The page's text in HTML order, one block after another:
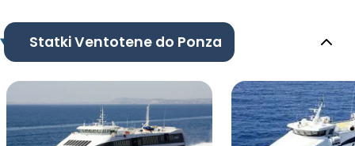
Statki Ventotene do Ponza